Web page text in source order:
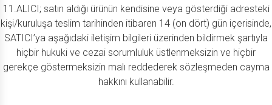
11.ALICI; satın aldığı ürünün kendisine veya gösterdiği adresteki
kişi/kuruluşa teslim tarihinden itibaren 14 (on dört) gün içerisinde,
SATICI’ya aşağıdaki iletişim bilgileri üzerinden bildirmek şartıyla
hiçbir hukuki ve cezai sorumluluk üstlenmeksizin ve hiçbir
gerekçe göstermeksizin malı reddederek sözleşmeden cayma
hakkını kullanabilir.